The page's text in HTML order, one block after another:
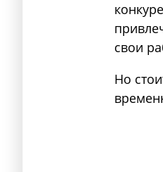
свои
Но